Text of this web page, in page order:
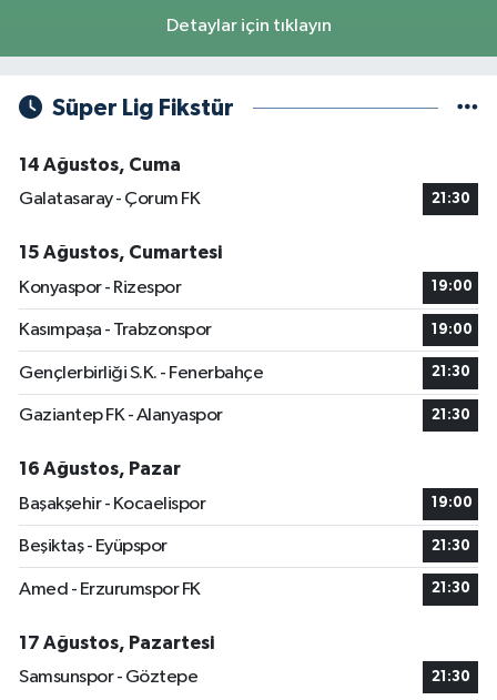
Detaylar için tıklayın
Süper Lig Fikstür
14 Ağustos, Cuma
Galatasaray - Çorum FK
21:30
15 Ağustos, Cumartesi
Konyaspor - Rizespor
19:00
Kasımpaşa - Trabzonspor 19:00
Gençlerbirliği S.K. - Fenerbahçe 21:30
Gaziantep FK - Alanyaspor 21:30
16 Ağustos, Pazar
Başakşehir - Kocaelispor
19:00
Beşiktaş - Eyüpspor 21:30
Amed - Erzurumspor FK 21:30
17 Ağustos, Pazartesi
Samsunspor - Göztepe
21:30